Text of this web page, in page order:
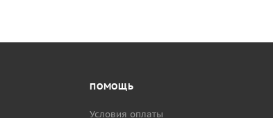
ПОМОЩЬ
Условия оплаты